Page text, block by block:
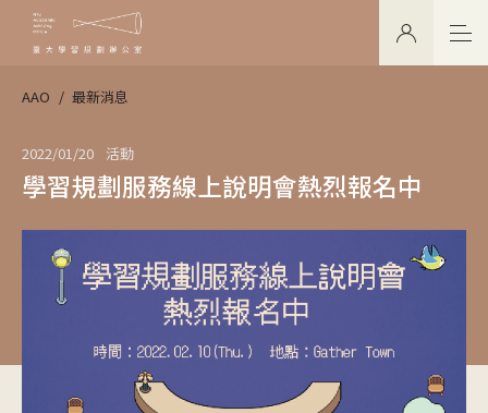
AAO 最新消息
2022/01/20 活動
學習規劃服務線上說明會熱烈報名中